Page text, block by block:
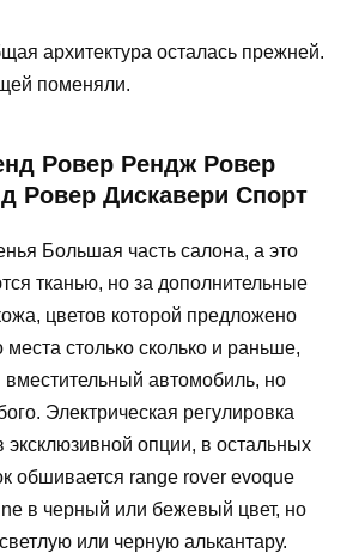
архитектура осталась прежней.
поменяли.
Ровер Рендж Ровер
Ровер Дискавери Спорт
Большая часть салона, а это
тканью, но за дополнительные
цветов которой предложено
столько сколько и раньше,
автомобиль, но
Электрическая регулировка
эксклюзивной опции, в остальных
обшивается range rover evoque
в черный или бежевый цвет, но
или черную алькантару.